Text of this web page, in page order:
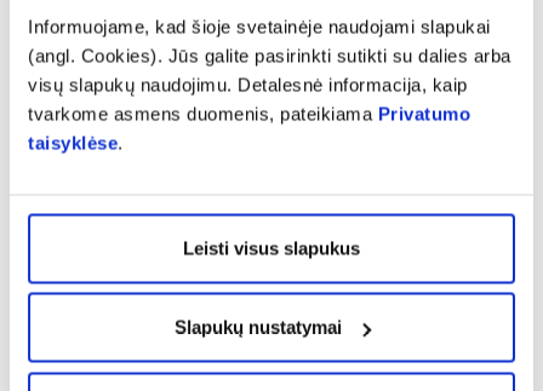
Informuojame, kad šioje svetainėje naudojami slapukai
(angl. Cookies). Jūs galite pasirinkti sutikti su dalies arba
visų slapukų naudojimu. Detalesnė informacija, kaip
tvarkome asmens duomenis, pateikiama Privatumo
taisyklėse.
Leisti visus slapukus
Slapukų nustatymai
SUDEDAMOSIOS DALYS: karvėspienobaltymai, vanduo,
maltodekstrinas, cukrus, augaliniai aliejai (rapsų aliejus,
saulėgrąžų aliejus), L-argininas, rūgštingumą reguliuojanti
medžiaga (citrinų rūgštis), kvapioji medžiaga (vanilė), natrio
L-askorbatas, karotenoidų mišinys (yra
rūgšties kalio druskos (kalio ortofosfatas), DL-a-tokoferolis,
kalio chloridas, kalio citratas, magnio hidroksidas, geležies
(II) laktatas, cinko sulfatas, kalio hidroksidas,vario gliukonatas,
acetatas, pteroilmonoglutamo rūgštis, natrio selenitas,